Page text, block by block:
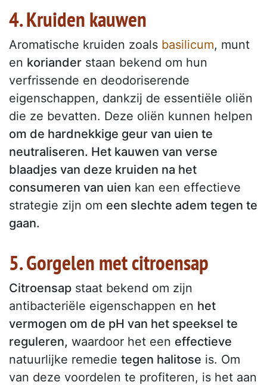
4. Kruiden kauwen
Aromatische kruiden zoals basilicum, munt
en koriander staan bekend om hun
verfrissende en deodoriserende
eigenschappen, dankzij de essentiële oliën
die ze bevatten. Deze oliën kunnen helpen
om de hardnekkige geur van uien te
neutraliseren. Het kauwen van verse
blaadjes van deze kruiden na het
consumeren van uien kan een effectieve
strategie zijn om een slechte adem tegen te
gaan.
5. Gorgelen met citroensap
Citroensap staat bekend om zijn
antibacteriële eigenschappen en het
vermogen om de pH van het speeksel te
reguleren, waardoor het een effectieve
natuurlijke remedie tegen halitose is. Om
van deze voordelen te profiteren, is het aan